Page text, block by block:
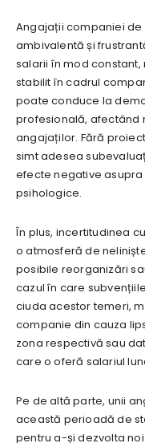
Angajații companiei de
ambivalentă și
salarii în mod constant,
stabilit în cadrul
poate conduce la
profesională, afectând
angajaților. Fără
simt adesea
efecte negative
psihologice.
În plus, incertitudinea
o atmosferă de
posibile reorganizări
cazul în care
ciuda acestor temeri,
companie din cauza
zona respectivă sau
care o oferă salariul
Pe de altă parte, unii
această perioadă de
pentru a-și dezvolta